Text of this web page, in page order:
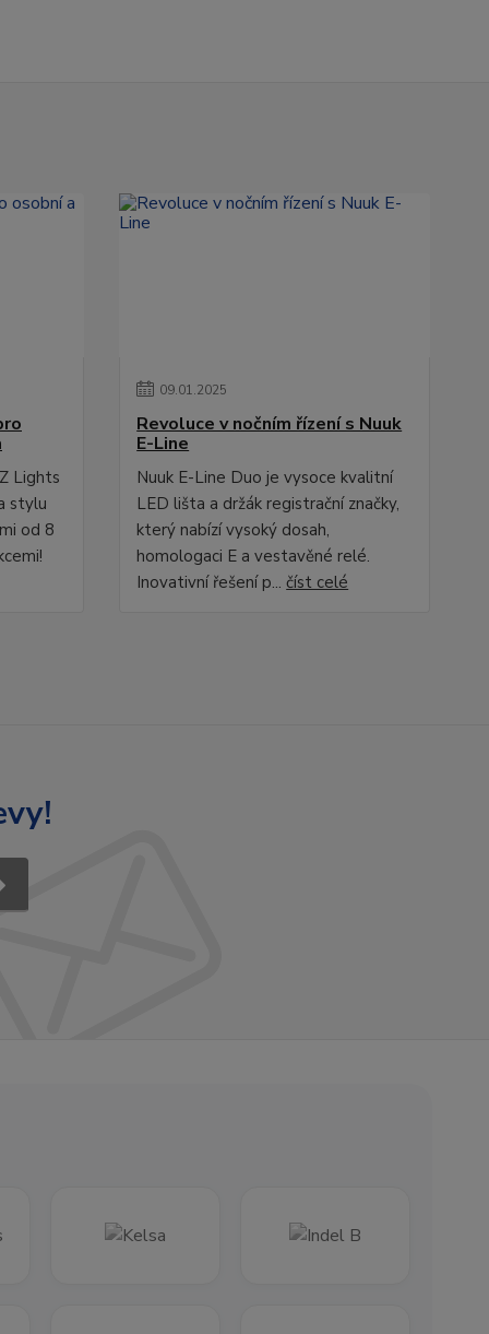
Lights
stylu
od 8
09.01.2025
Revoluce v nočním řízení s Nuuk
E-Line
Nuuk E-Line Duo je vysoce kvalitní
LED lišta a držák registrační značky,
který nabízí vysoký dosah,
homologaci E a vestavěné relé.
Inovativní řešení p...číst celé